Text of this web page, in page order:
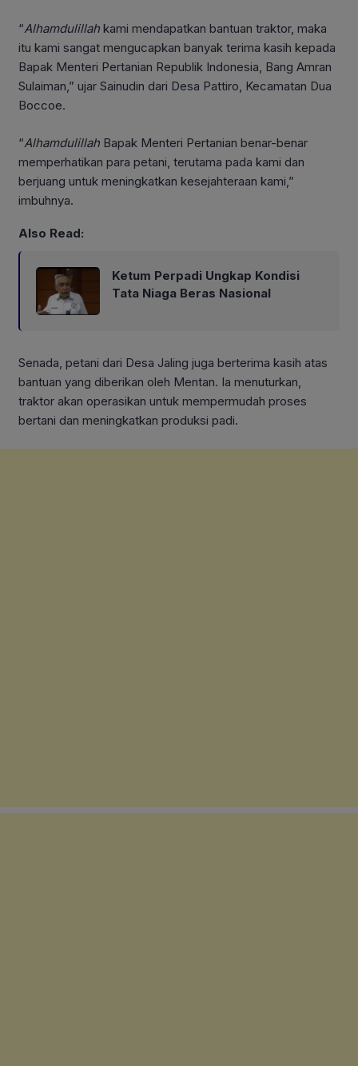
“Alhamdulillah kami mendapatkan bantuan traktor, maka
itu kami sangat mengucapkan banyak terima kasih kepada
Bapak Menteri Pertanian Republik Indonesia, Bang Amran
Sulaiman,” ujar Sainudin dari Desa Pattiro, Kecamatan Dua
Boccoe.
“Alhamdulillah Bapak Menteri Pertanian benar-benar
memperhatikan para petani, terutama pada kami dan
berjuang untuk meningkatkan kesejahteraan kami,”
imbuhnya.
Also Read:
Ketum Perpadi Ungkap Kondisi
Tata Niaga Beras Nasional
Senada, petani dari Desa Jaling juga berterima kasih atas
bantuan yang diberikan oleh Mentan. Ia menuturkan,
traktor akan operasikan untuk mempermudah proses
bertani dan meningkatkan produksi padi.